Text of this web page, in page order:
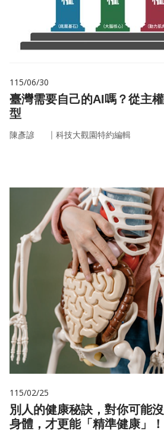
115/06/30
臺灣需要自己的AI嗎？從主
型
陳彥諺 ｜ 科技大觀園特約編輯
115/02/25
別人的健康秘訣，對你可能
身體，才更能「精準健康」！